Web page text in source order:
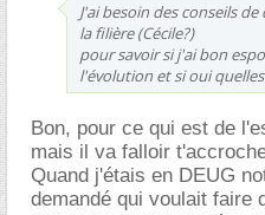
J'ai besoin des conseils
la filière (Cécile?)
pour savoir si j'ai bon
l'évolution et si oui
Bon, pour ce qui est de
mais il va falloir
Quand j'étais en DEUG
demandé qui voulait faire